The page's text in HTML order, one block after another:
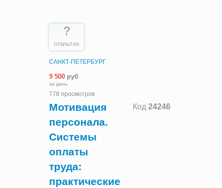
?
ОТКРЫТАЯ
САНКТ-ПЕТЕРБУРГ
9 500 руб
за день
778 просмотров
Код 24246
Мотивация
персонала.
Системы
оплаты
труда:
практические